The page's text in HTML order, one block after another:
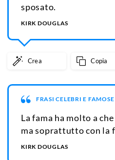
sposato.
KIRK DOUGLAS
Crea Copia
FRASI CELEBRI E FAMOSE
La fama ha molto a
ma soprattutto con la
KIRK DOUGLAS